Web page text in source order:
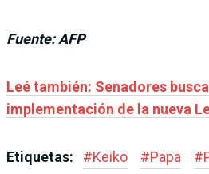
Fuente: AFP
Leé también: Senadores
implementación de la nueva
Etiquetas: #Keiko #Papa #